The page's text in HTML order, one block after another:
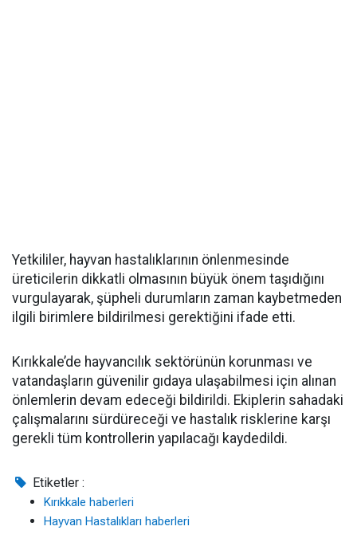
Yetkililer, hayvan hastalıklarının önlenmesinde
üreticilerin dikkatli olmasının büyük önem taşıdığını
vurgulayarak, şüpheli durumların zaman kaybetmeden
ilgili birimlere bildirilmesi gerektiğini ifade etti.
Kırıkkale’de hayvancılık sektörünün korunması ve
vatandaşların güvenilir gıdaya ulaşabilmesi için alınan
önlemlerin devam edeceği bildirildi. Ekiplerin sahadaki
çalışmalarını sürdüreceği ve hastalık risklerine karşı
gerekli tüm kontrollerin yapılacağı kaydedildi.
Etiketler :
Kırıkkale haberleri
Hayvan Hastalıkları haberleri